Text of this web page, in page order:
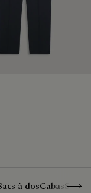
à dosCabasSacs